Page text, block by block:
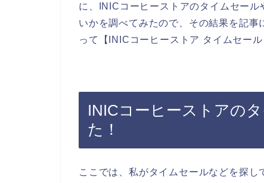
に、INICコーヒーストアのタイムセー
いかを調べてみたので、その結果を記
って【INICコーヒーストア タイムセー
INICコーヒーストアの
た！
ここでは、私がタイムセールなどを探